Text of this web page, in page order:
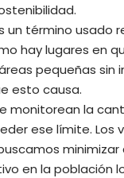
un término usado
hay lugares en
pequeñas sin
esto causa.
monitorean la
ese límite. Los
minimizar
en la población